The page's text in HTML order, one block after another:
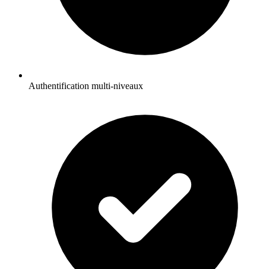
Authentification multi-niveaux